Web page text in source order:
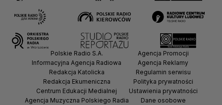
Polskie Radio S.A.
Informacyjna Agencja Radiowa
Redakcja Katolicka
Redakcja Ekumeniczna
Centrum Edukacji Medialnej
Agencja Muzyczna Polskiego Radia
Agencja Promocji
Agencja Reklamy
Regulamin serwisu
Polityka prywatności
Ustawienia prywatności
Dane osobowe